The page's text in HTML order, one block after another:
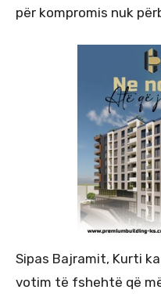
për kompromis nuk
Sipas Bajramit, Kurti
votim të fshehtë që